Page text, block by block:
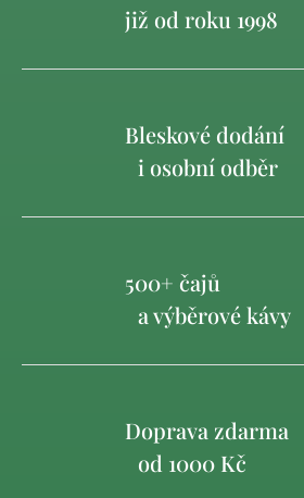
již od roku 1998
Bleskové dodání
i osobní odběr
500+ čajů
a výběrové kávy
Doprava zdarma
od 1000 Kč